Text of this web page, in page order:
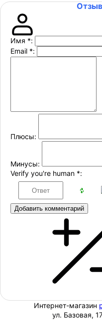
Имя *:
Email *:
Плюсы:
Минусы:
Verify you're human *:
Добавить комментарий
Интернет-магазин
ул. Базовая,